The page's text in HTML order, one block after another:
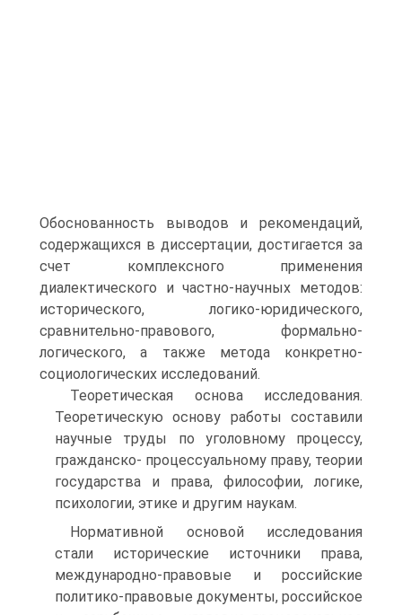
Обоснованность выводов и рекомендаций,
содержащихся в диссертации, достигается за
счет комплексного применения
диалектического и частно-научных методов:
исторического, логико-юридического,
сравнительно-правового, формально-
логического, а также метода конкретно-
социологических исследований.
Теоретическая основа исследования.
Теоретическую основу работы составили
научные труды по уголовному процессу,
гражданско- процессуальному праву, теории
государства и права, философии, логике,
психологии, этике и другим наукам.
Нормативной основой исследования
стали исторические источники права,
международно-правовые и российские
политико-правовые документы, российское